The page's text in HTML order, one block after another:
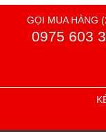
GỌI MUA HÀNG
0975 603